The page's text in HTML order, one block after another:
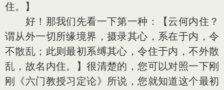
住。】
好！那我们先看一下第一种：【云何内住？
谓从外一切所缘境界，摄录其心，系在于内，令
不散乱；此则最初系缚其心，令住于内，不外散
乱，故名内住。】很清楚的，您可以对照一下刚
刚《六门教授习定论》所说，您就知道这个最初